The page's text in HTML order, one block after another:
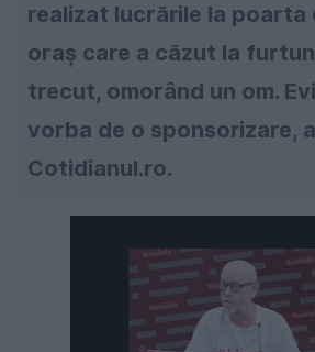
realizat lucrările la poarta
oraș care a căzut la
trecut, omorând un om.
vorba de o sponsorizare,
Cotidianul.ro.